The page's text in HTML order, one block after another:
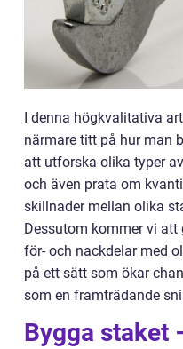
I denna högkvalitativa
närmare titt på hur man
att utforska olika typer
och även prata om
skillnader mellan olika
Dessutom kommer vi
för- och nackdelar med
på ett sätt som ökar
som en framträdande
Bygga staket